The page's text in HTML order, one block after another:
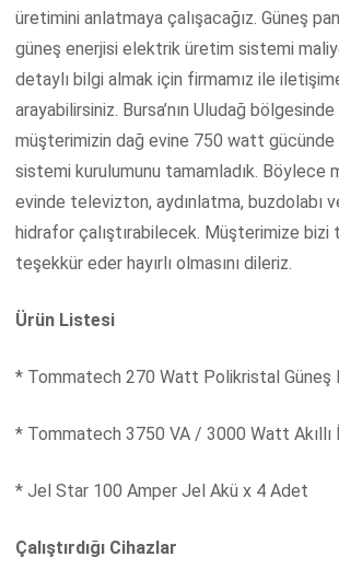
üretimini anlatmaya çalışacağız. Güneş
güneş enerjisi elektrik üretim sistemi
detaylı bilgi almak için firmamız ile
arayabilirsiniz. Bursa’nın Uludağ
müşterimizin dağ evine 750 watt gücünde
sistemi kurulumunu tamamladık. Böylece
evinde televizton, aydınlatma, buzdolabı
hidrafor çalıştırabilecek. Müşterimize
teşekkür eder hayırlı olmasını dileriz.
Ürün Listesi
* Tommatech 270 Watt Polikristal Güneş
* Tommatech 3750 VA / 3000 Watt
* Jel Star 100 Amper Jel Akü x 4 Adet
Çalıştırdığı Cihazlar